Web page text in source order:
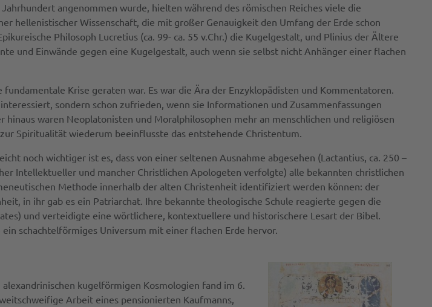
angenommen wurde, hielten während des römischen Reiches viele die
hellenistischer Wissenschaft, die mit großer Genauigkeit den Umfang der Erde schon
Philosoph Lucretius (ca. 99- ca. 55 v.Chr.) die Kugelgestalt, und Plinius der Ältere
und Einwände gegen eine Kugelgestalt, auch wenn sie selbst nicht Anhänger einer flachen
Krise geraten war. Es war die Ära der Enzyklopädisten und Kommentatoren.
sondern schon zufrieden, wenn sie Informationen und Zusammenfassungen
waren Neoplatonisten und Moralphilosophen mehr an menschlichen und religiösen
Spiritualität wiederum beeinflusste das entstehende Christentum.
noch wichtiger ist es, dass von einer seltenen Ausnahme abgesehen (Lactantius, ca. 250 –
Intellektueller und mancher Christlichen Apologeten verfolgte) alle bekannten christlichen
Methode innerhalb der alten Christenheit identifiziert werden können: der
in ihr gab es ein Patriarchat. Ihre bekannte theologische Schule reagierte gegen die
und verteidigte eine wörtlichere, kontextuellere und historischere Lesart der Bibel.
schachtelförmiges Universum mit einer flachen Erde hervor.
kugelförmigen Kosmologien fand im 6.
Arbeit eines pensionierten Kaufmanns,